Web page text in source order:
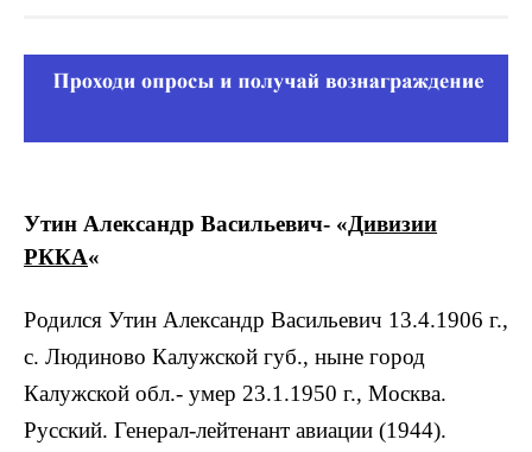
Утин Александр Васильевич- «Дивизии
РККА«
Родился Утин Александр Васильевич 13.4.1906 г.,
с. Людиново Калужской губ., ныне город
Калужской обл.- умер 23.1.1950 г., Москва.
Русский. Генерал-лейтенант авиации (1944).